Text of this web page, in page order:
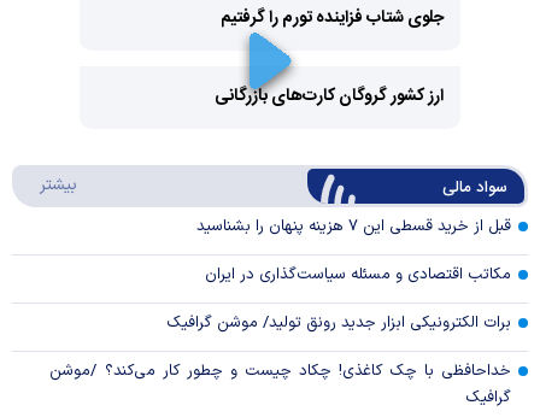
Play
Video
جلوی شتاب فزاینده تورم را گرفتیم
Video
ارز کشور گروگان کارت‌های بازرگانی
سواد مالی بیشتر
قبل از خرید قسطی این ۷ هزینه پنهان را بشناسید
مکاتب اقتصادی و مسئله سیاست‌گذاری در ایران
برات الکترونیکی ابزار جدید رونق تولید/ موشن گرافیک
خداحافظی با چک کاغذی! چکاد چیست و چطور کار می‌کند؟ /موشن
گرافیک